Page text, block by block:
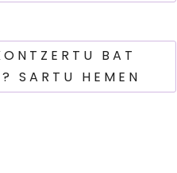
BAT
SARTU HEMEN